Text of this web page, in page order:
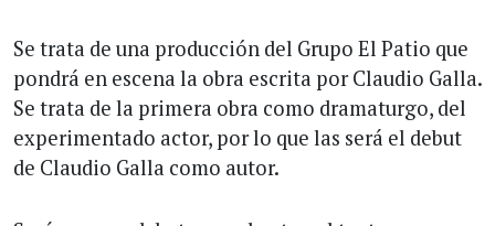
Se trata de una producción del Grupo El Patio que
pondrá en escena la obra escrita por Claudio Galla.
Se trata de la primera obra como dramaturgo, del
experimentado actor, por lo que las será el debut
de Claudio Galla como autor.